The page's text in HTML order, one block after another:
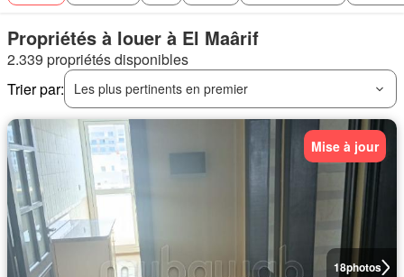
Propriétés à louer à El Maârif
2.339 propriétés disponibles
Trier par:
Les plus pertinents en premier
18photos
Mise à jour